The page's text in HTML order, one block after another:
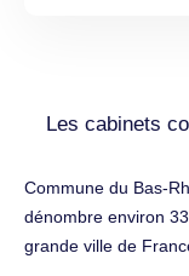
Les cabinets
Commune du Bas-
dénombre environ
grande ville de